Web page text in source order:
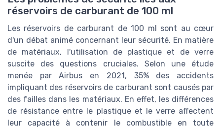
réservoirs de carburant de 100 ml
Les réservoirs de carburant de 100 ml sont au cœur
d'un débat animé concernant leur sécurité. En matière
de matériaux, l'utilisation de plastique et de verre
suscite des questions cruciales. Selon une étude
menée par Airbus en 2021, 35% des accidents
impliquant des réservoirs de carburant sont causés par
des failles dans les matériaux. En effet, les différences
de résistance entre le plastique et le verre affectent
leur capacité à contenir le combustible en toute